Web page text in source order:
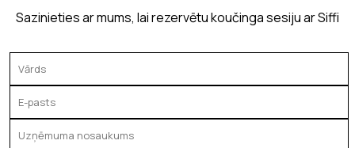
Sazinieties ar mums, lai rezervētu koučinga sesiju ar Siffi